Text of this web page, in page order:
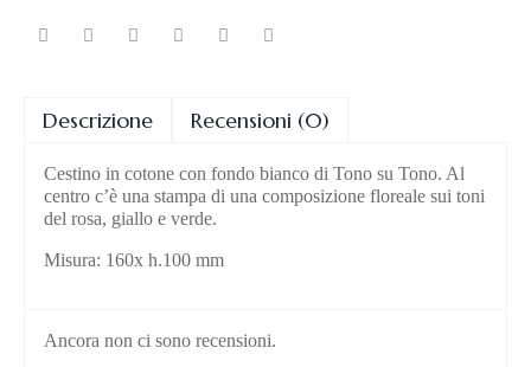
Descrizione Recensioni (0)
Cestino in cotone con fondo bianco di Tono su Tono. Al
centro c’è una stampa di una composizione floreale sui toni
del rosa, giallo e verde.
Misura: 160x h.100 mm
Ancora non ci sono recensioni.